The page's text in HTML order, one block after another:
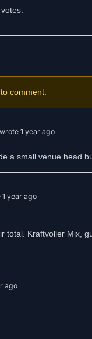
comment.
wrote 1 year ago
a small venue head
year ago
total. Kraftvoller Mix,
ago